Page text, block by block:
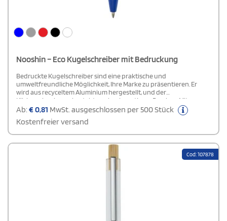
Nooshin – Eco Kugelschreiber mit Bedruckung
Bedruckte Kugelschreiber sind eine praktische und
umweltfreundliche Möglichkeit, Ihre Marke zu präsentieren. Er
wird aus recyceltem Aluminium hergestellt, und der
Klickmechanismus besteht aus hochwertigem Bambus. Mit
schwarzer Tinte, einer Schreiblänge von 800 Metern und einer
Spitzenbreite von 1,00 mm ist dieser Kugelschreiber nicht nur
umweltfreundlich, sondern auch stilvoll und funktional. Ideal für
umweltbewusste Menschen.
Ab:€0,81 MwSt. ausgeschlossen per 500 Stück
Kostenfreier versand
Cod: 107878